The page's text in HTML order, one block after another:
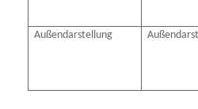
Außendarstellung